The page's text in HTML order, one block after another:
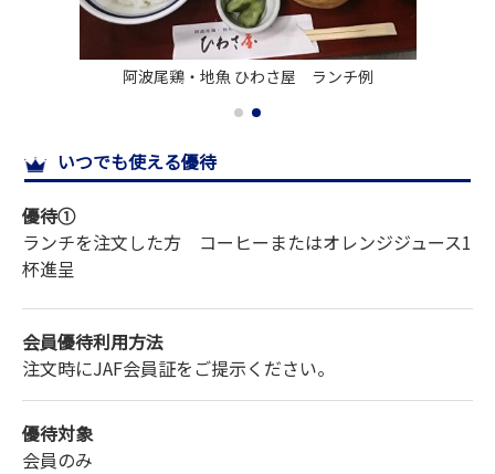
会員優待のご利用方法
サイトマップ
阿波尾鶏・地魚 ひわさ屋　ランチ例
いつでも使える優待
優待①
ランチを注文した方 コーヒーまたはオレンジジュース1
杯進呈
会員優待利用方法
注文時にJAF会員証をご提示ください。
優待対象
会員のみ